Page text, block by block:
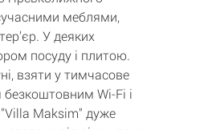
меблями,
У деяких
посуду і плитою.
взяти у тимчасове
безкоштовним Wi-Fi і
Maksim" дуже